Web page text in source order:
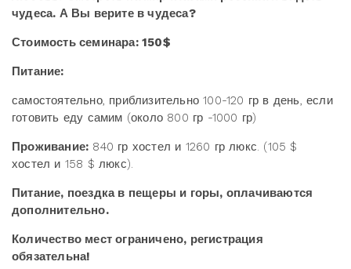
чудеса. А Вы верите в чудеса?
Стоимость семинара:150$
Питание:
самостоятельно, приблизительно 100-120 гр в день, если
готовить еду самим (около 800 гр -1000 гр)
Проживание: 840 гр хостел и 1260 гр люкс. (105 $
хостел и 158 $ люкс).
Питание, поездка в пещеры и горы, оплачиваются
дополнительно.
Количество мест ограничено, регистрация
обязательна!